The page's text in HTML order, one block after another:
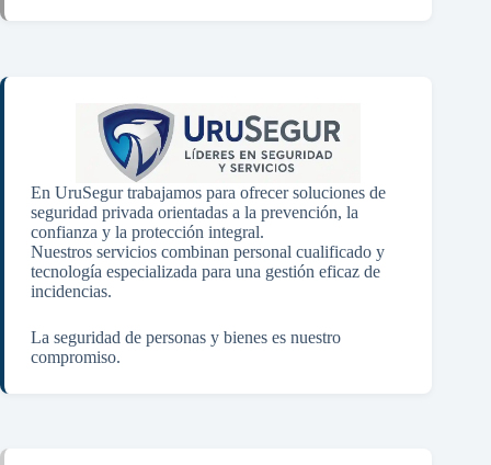
En UruSegur trabajamos para ofrecer soluciones de
seguridad privada orientadas a la prevención, la
confianza y la protección integral.
Nuestros servicios combinan personal cualificado y
tecnología especializada para una gestión eficaz de
incidencias.
La seguridad de personas y bienes es nuestro
compromiso.